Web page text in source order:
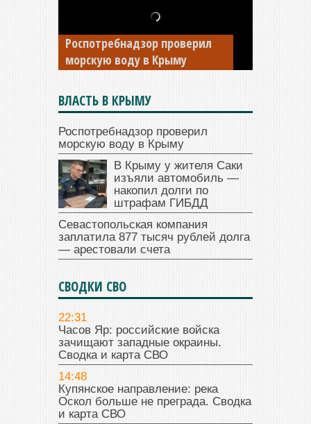
Роспотребнадзор проверил
морскую воду в Крыму
В Крыму у жителя Саки
изъяли автомобиль —
накопил долги по штрафам
ГИБДД
ВЛАСТЬ В КРЫМУ
Роспотребнадзор проверил
морскую воду в Крыму
В Крыму у жителя Саки
изъяли автомобиль —
накопил долги по
штрафам ГИБДД
Севастопольская компания
заплатила 877 тысяч рублей долга
— арестовали счета
СВОДКИ СВО
22:31
Часов Яр: российские войска
зачищают западные окраины.
Сводка и карта СВО
14:48
Купянское направление: река
Оскол больше не преграда. Сводка
и карта СВО